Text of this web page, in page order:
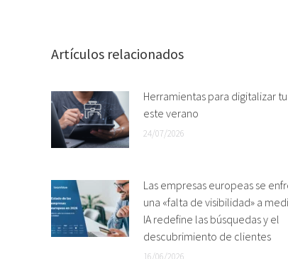
Artículos relacionados
Herramientas para digitalizar
este verano
24/07/2026
Las empresas europeas se
una «falta de visibilidad» a
IA redefine las búsquedas y el
descubrimiento de clientes
16/06/2026